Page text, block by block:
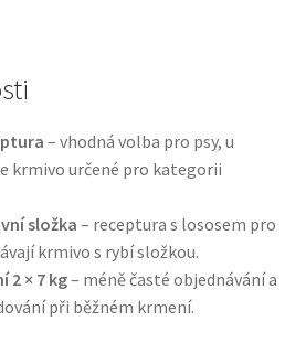
pro psy
psy — Italské holistic krmivo
– vhodná volba pro psy, u
krmivo určené pro kategorii
složka – receptura s lososem pro
krmivo s rybí složkou.
2 × 7 kg– méně časté objednávání a
při běžném krmení.